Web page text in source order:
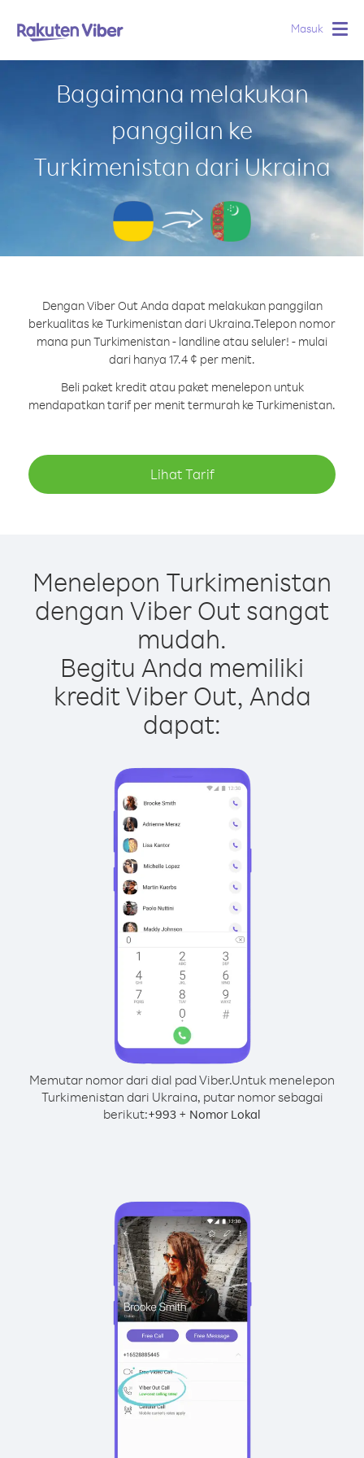
Masuk
Bagaimana melakukan
panggilan ke
Turkimenistan dari Ukraina
Dengan Viber Out Anda dapat melakukan panggilan
berkualitas ke Turkimenistan dari Ukraina.Telepon nomor
mana pun Turkimenistan - landline atau seluler! - mulai
dari hanya 17.4 ¢ per menit.
Beli paket kredit atau paket menelepon untuk
mendapatkan tarif per menit termurah ke Turkimenistan.
Lihat Tarif
Menelepon Turkimenistan
dengan Viber Out sangat
mudah.
Begitu Anda memiliki
kredit Viber Out, Anda
dapat:
Memutar nomor dari dial pad Viber.Untuk menelepon
Turkimenistan dari Ukraina, putar nomor sebagai
berikut:+993 + Nomor Lokal